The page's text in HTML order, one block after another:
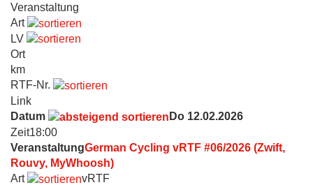
Veranstaltung
Art
LV
Ort
km
RTF-Nr.
Link
Datum
Do 12.02.2026
Zeit18:00
VeranstaltungGerman Cycling vRTF #06/2026 (Zwift,
Rouvy, MyWhoosh)
Art
vRTF